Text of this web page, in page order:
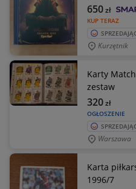
KUP TERAZ
650zł
Kurzętnik
Karty
zestaw
OGŁOSZENIE
320zł
Warszawa
Karta
1996/7